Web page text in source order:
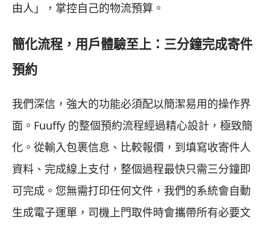
由人」，掌控自己的物流預算。
簡化流程，用戶體驗至上：三分鐘完成寄件
預約
我們深信，強大的功能必須配以簡潔易用的操作界
面。Fuuffy 的整個預約流程經過精心設計，極致簡
化。從輸入包裹信息、比較報價，到填寫收寄件人
資料、完成線上支付，整個過程最快只需三分鐘即
可完成。您無需打印任何文件，我們的系統會自動
生成電子運單，司機上門取件時會攜帶所有必要文